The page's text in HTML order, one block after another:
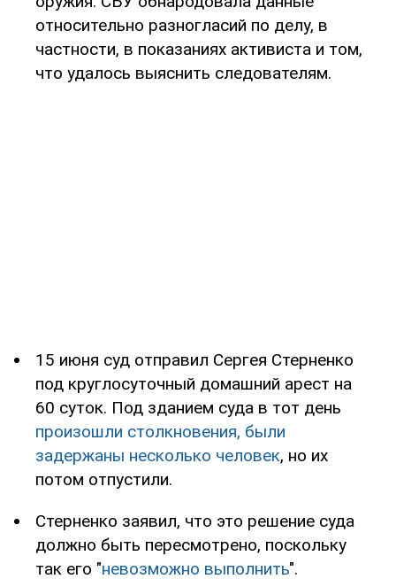
относительно разногласий по делу, в
частности, в показаниях активиста и том,
что удалось выяснить следователям.
15 июня суд отправил Сергея Стерненко
под круглосуточный домашний арест на
60 суток. Под зданием суда в тот день
произошли столкновения, были
задержаны несколько человек, но их
потом отпустили.
Стерненко заявил, что это решение суда
должно быть пересмотрено, поскольку
так его "невозможно выполнить".